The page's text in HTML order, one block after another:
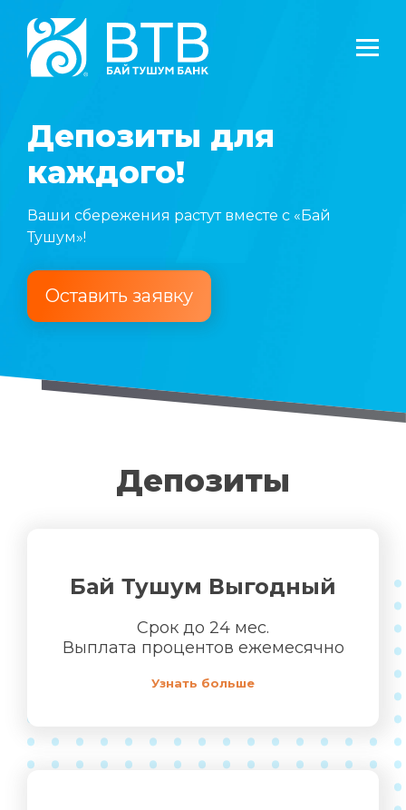
Депозиты для
каждого!
Ваши сбережения растут вместе с «Бай
Тушум»!
Оставить заявку
Депозиты
Бай Тушум Выгодный
Срок до 24 мес.
Выплата процентов ежемесячно
Узнать больше